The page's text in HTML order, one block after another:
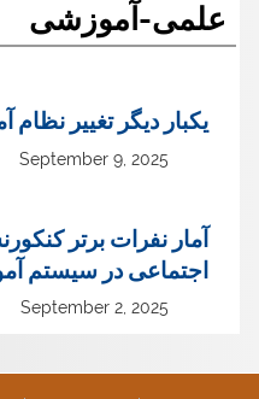
علمی-آموزشی
یک‏بار دیگر تغییر
September 9, 2025
آمار نفرات برتر
اجتماعی در سیستم
September 2, 2025